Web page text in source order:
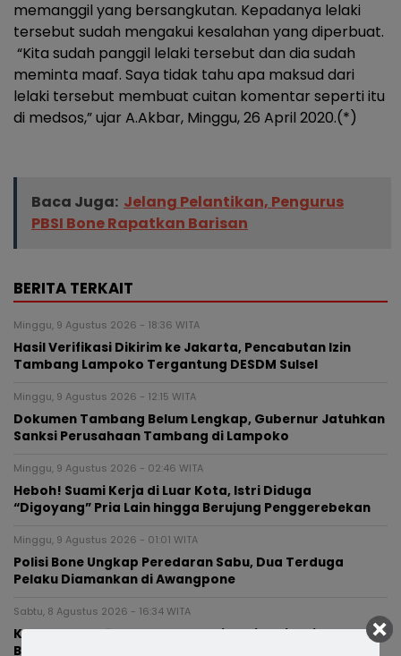
memanggil yang bersangkutan. Kepadanya lelaki
tersebut sudah mengakui kesalahan yang diperbuat.
“Kita sudah panggil lelaki tersebut dan dia sudah
meminta maaf. Saya tidak tahu apa maksud dari
lelaki tersebut membuat cuitan komentar seperti itu
di medsos,” ujar A.Akbar, Minggu, 26 April 2020.(*)
Baca Juga: Jelang Pelantikan, Pengurus
PBSI Bone Rapatkan Barisan
BERITA TERKAIT
Minggu, 9 Agustus 2026 - 18:36 WITA
Hasil Verifikasi Dikirim ke Jakarta, Pencabutan Izin
Tambang Lampoko Tergantung DESDM Sulsel
Minggu, 9 Agustus 2026 - 12:15 WITA
Dokumen Tambang Belum Lengkap, Gubernur Jatuhkan
Sanksi Perusahaan Tambang di Lampoko
Minggu, 9 Agustus 2026 - 02:46 WITA
Heboh! Suami Kerja di Luar Kota, Istri Diduga
“Digoyang” Pria Lain hingga Berujung Penggerebekan
Minggu, 9 Agustus 2026 - 01:01 WITA
Polisi Bone Ungkap Peredaran Sabu, Dua Terduga
Pelaku Diamankan di Awangpone
Sabtu, 8 Agustus 2026 - 16:34 WITA
Kepsek SMPN 5 Belum Masuk Sejak Dilantik, Dikabarkan
Berada di Paris